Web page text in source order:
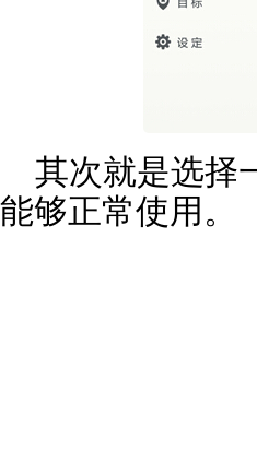
其次就是选择
能够正常使用。